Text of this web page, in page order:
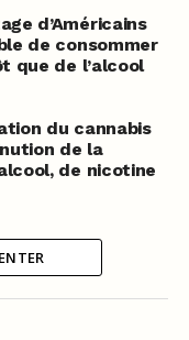
d’Américains
de consommer
que de l’alcool
du cannabis
de la
de nicotine